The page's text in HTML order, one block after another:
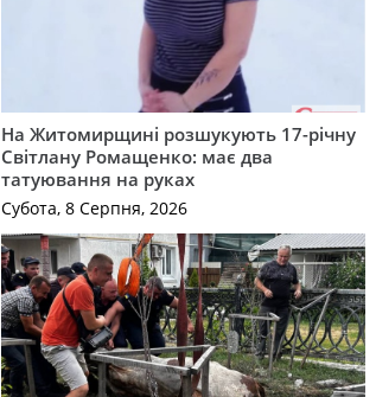
На Житомирщині розшукують 17-річну
Світлану Ромащенко: має два
татуювання на руках
Субота, 8 Серпня, 2026